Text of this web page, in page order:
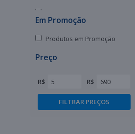
Em Promoção
Produtos em Promoção
Preço
R$ R$